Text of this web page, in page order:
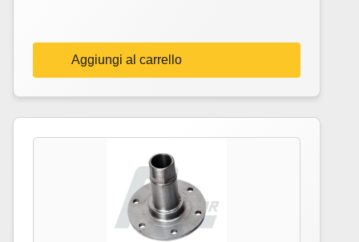
Aggiungi al carrello